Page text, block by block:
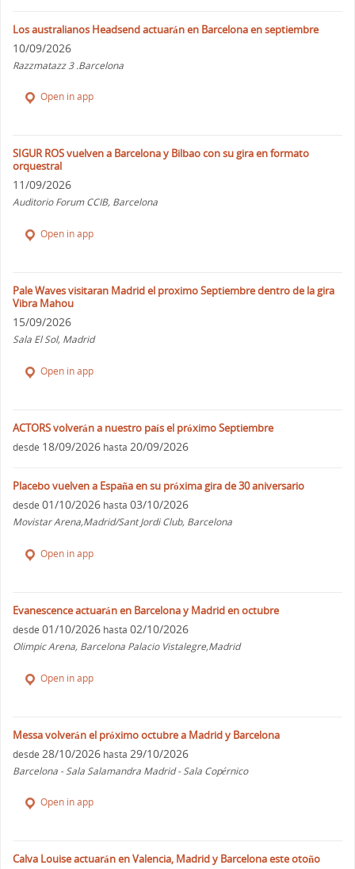
Los australianos Headsend actuarán en Barcelona en septiembre
10/09/2026
Razzmatazz 3 .Barcelona
Open in app
SIGUR ROS vuelven a Barcelona y Bilbao con su gira en formato
orquestral
11/09/2026
Auditorio Forum CCIB, Barcelona
Open in app
Pale Waves visitaran Madrid el proximo Septiembre dentro de la gira
Vibra Mahou
15/09/2026
Sala El Sol, Madrid
Open in app
ACTORS volverán a nuestro país el próximo Septiembre
desde 18/09/2026 hasta 20/09/2026
Placebo vuelven a España en su próxima gira de 30 aniversario
desde 01/10/2026 hasta 03/10/2026
Movistar Arena,Madrid/Sant Jordi Club, Barcelona
Open in app
Evanescence actuarán en Barcelona y Madrid en octubre
desde 01/10/2026 hasta 02/10/2026
Olimpic Arena, Barcelona Palacio Vistalegre,Madrid
Open in app
Messa volverán el próximo octubre a Madrid y Barcelona
desde 28/10/2026 hasta 29/10/2026
Barcelona - Sala Salamandra Madrid - Sala Copérnico
Open in app
Calva Louise actuarán en Valencia, Madrid y Barcelona este otoño